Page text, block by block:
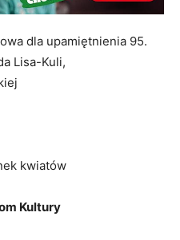
dla upamiętnienia 95.
Lisa-Kuli,
kwiatów
Kultury